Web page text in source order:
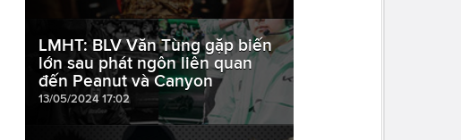
LMHT: BLV Văn Tùng gặp biến
lớn sau phát ngôn liên quan
đến Peanut và Canyon
13/05/2024 17:02